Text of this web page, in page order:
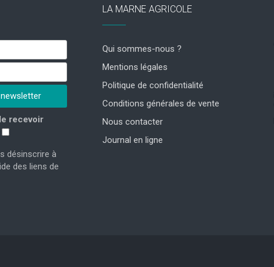
recevoir
désinscrire à
des liens de
LA MARNE AGRICOLE
Qui sommes-nous ?
Mentions légales
Politique de confidentialité
Conditions générales de vente
Nous contacter
Journal en ligne